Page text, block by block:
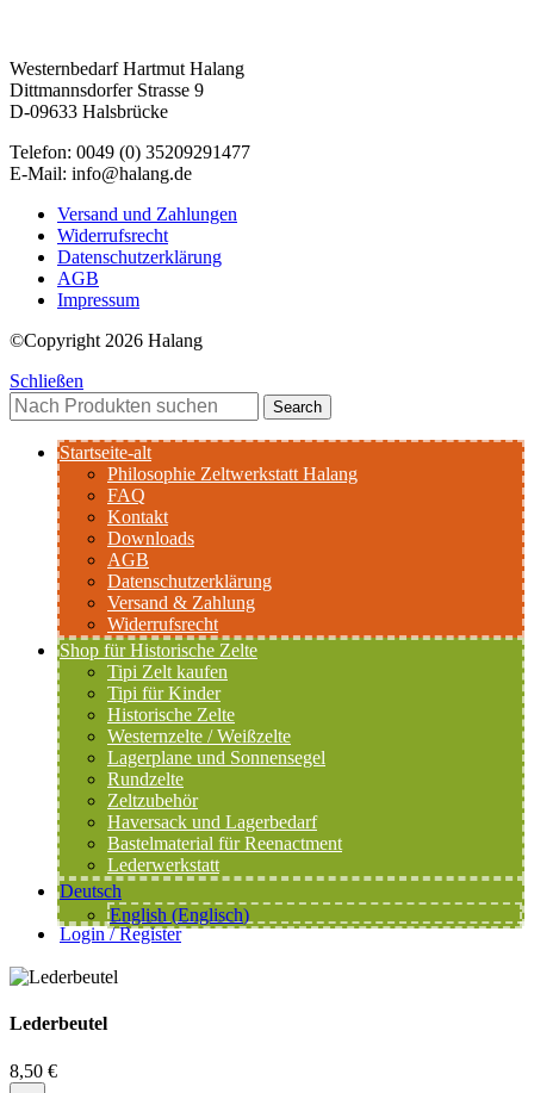
Westernbedarf Hartmut Halang
Dittmannsdorfer Strasse 9
D-09633 Halsbrücke
Telefon: 0049 (0) 35209291477
E-Mail: info@halang.de
Versand und Zahlungen
Widerrufsrecht
Datenschutzerklärung
AGB
Impressum
©Copyright 2026 Halang
Schließen
Search
Startseite-alt
Philosophie Zeltwerkstatt Halang
FAQ
Kontakt
Downloads
AGB
Datenschutzerklärung
Versand & Zahlung
Widerrufsrecht
Shop für Historische Zelte
Tipi Zelt kaufen
Tipi für Kinder
Historische Zelte
Westernzelte / Weißzelte
Lagerplane und Sonnensegel
Rundzelte
Zeltzubehör
Haversack und Lagerbedarf
Bastelmaterial für Reenactment
Lederwerkstatt
Deutsch
English (Englisch)
Login / Register
Lederbeutel
8,50 €